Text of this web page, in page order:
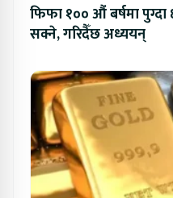
फिफा १०० औं बर्षमा
सक्ने, गरिदैँछ अध्ययन्